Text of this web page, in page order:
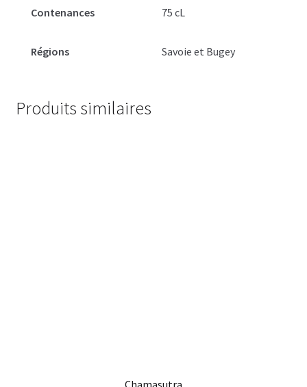
Contenances 75 cL
Régions Savoie et Bugey
Produits similaires